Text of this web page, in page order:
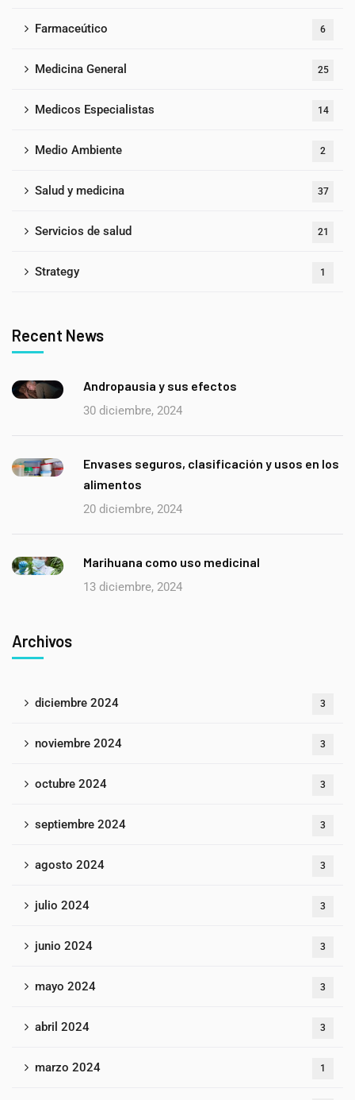
Farmaceútico 6
Medicina General 25
Medicos Especialistas 14
Medio Ambiente 2
Salud y medicina 37
Servicios de salud 21
Strategy 1
Recent News
Andropausia y sus efectos
30 diciembre, 2024
Envases seguros, clasificación y usos en los
alimentos
20 diciembre, 2024
Marihuana como uso medicinal
13 diciembre, 2024
Archivos
diciembre 2024 3
noviembre 2024 3
octubre 2024 3
septiembre 2024 3
agosto 2024 3
julio 2024 3
junio 2024 3
mayo 2024 3
abril 2024 3
marzo 2024 1